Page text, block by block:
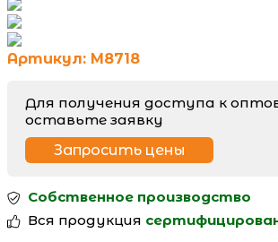
Артикул: М8718
Для получения доступа к
оставьте заявку
Запросить цены
Собственное производство
Вся продукция